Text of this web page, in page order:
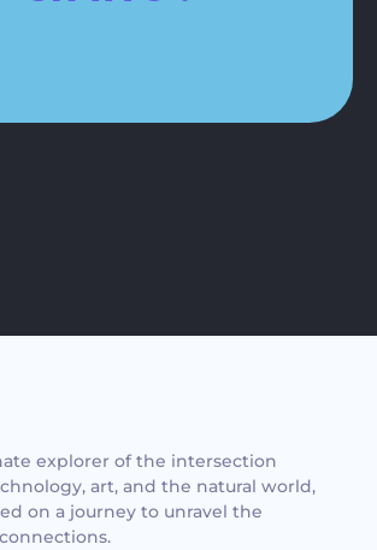
explorer of the intersection
art, and the natural world,
on a journey to unravel the